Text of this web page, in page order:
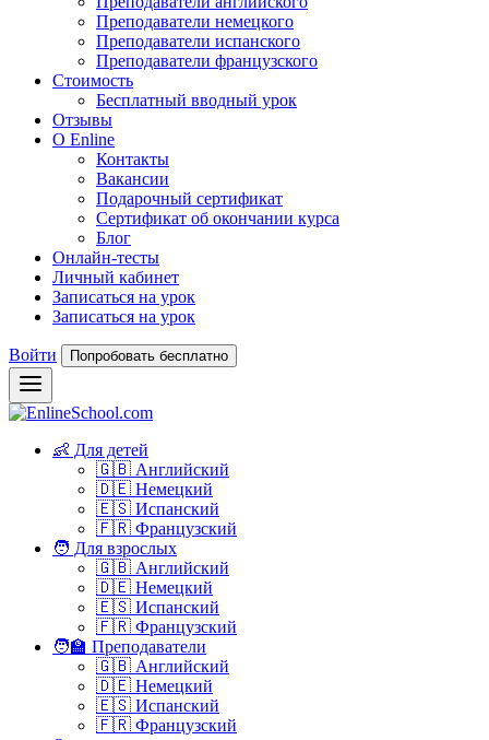
Преподаватели немецкого
Преподаватели испанского
Преподаватели французского
Стоимость
Бесплатный вводный урок
Отзывы
О Enline
Контакты
Вакансии
Подарочный сертификат
Сертификат об окончании курса
Блог
Онлайн-тесты
Личный кабинет
Записаться на урок
Записаться на урок
Войти Попробовать бесплатно
👶 Для детей
🇬🇧 Английский
🇩🇪 Немецкий
🇪🇸 Испанский
🇫🇷 Французский
🧑 Для взрослых
🇬🇧 Английский
🇩🇪 Немецкий
🇪🇸 Испанский
🇫🇷 Французский
🧑‍🏫 Преподаватели
🇬🇧 Английский
🇩🇪 Немецкий
🇪🇸 Испанский
🇫🇷 Французский